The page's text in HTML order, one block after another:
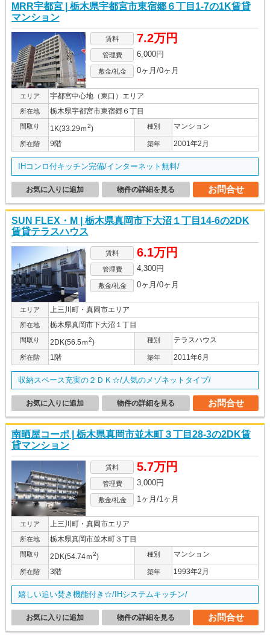
MRR宇都宮 | 栃木県宇都宮市東宿郷６丁目1-7の1K賃貸
マンション
賃料 7.2万円
管理費 6,000円
敷金/礼金 0ヶ月/0ヶ月
エリア 宇都宮中心地（東口）エリア
所在地 栃木県宇都宮市東宿郷６丁目
間取り 1K(33.29ｍ2) 種別 マンション
所在階 9階 築年 2001年2月
IHコンロ付キッチン完備/インターネット無料/
お問合せ
物件の詳細を見る
お気に入りに追加
SUN FLEX・M | 栃木県真岡市下大沼１丁目14-6の2DK
賃貸テラスハウス
賃料 6.1万円
管理費 4,300円
敷金/礼金 0ヶ月/0ヶ月
エリア 上三川町・真岡市エリア
所在地 栃木県真岡市下大沼１丁目
間取り 2DK(56.5ｍ2) 種別 テラスハウス
所在階 1階 築年 2011年6月
収納スペース充実の２ＤＫ☆/人気のメゾネットタイプ/
お問合せ
物件の詳細を見る
お気に入りに追加
南晒屋コーポ | 栃木県真岡市並木町３丁目28-3の2DK賃
貸マンション
賃料 5.7万円
管理費 3,000円
敷金/礼金 1ヶ月/1ヶ月
エリア 上三川町・真岡市エリア
所在地 栃木県真岡市並木町３丁目
間取り 2DK(54.74ｍ2) 種別 マンション
所在階 3階 築年 1993年2月
嬉しい追い焚き機能付き☆/IHシステムキッチン/
お問合せ
物件の詳細を見る
お気に入りに追加